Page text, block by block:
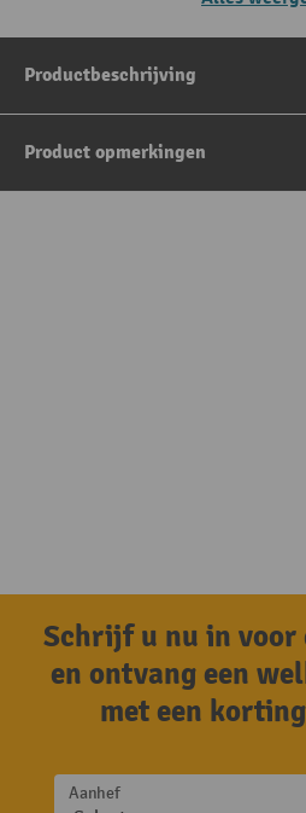
Productbeschrijving
Product opmerkingen
Schrijf u nu in voor
en ontvang een
met een
Aanhef